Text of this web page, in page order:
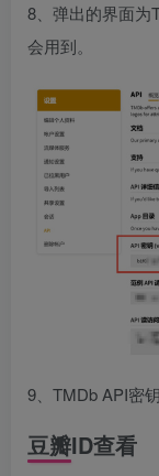
8、弹出的界面为
会用到。
9、TMDb API密
豆瓣ID查看